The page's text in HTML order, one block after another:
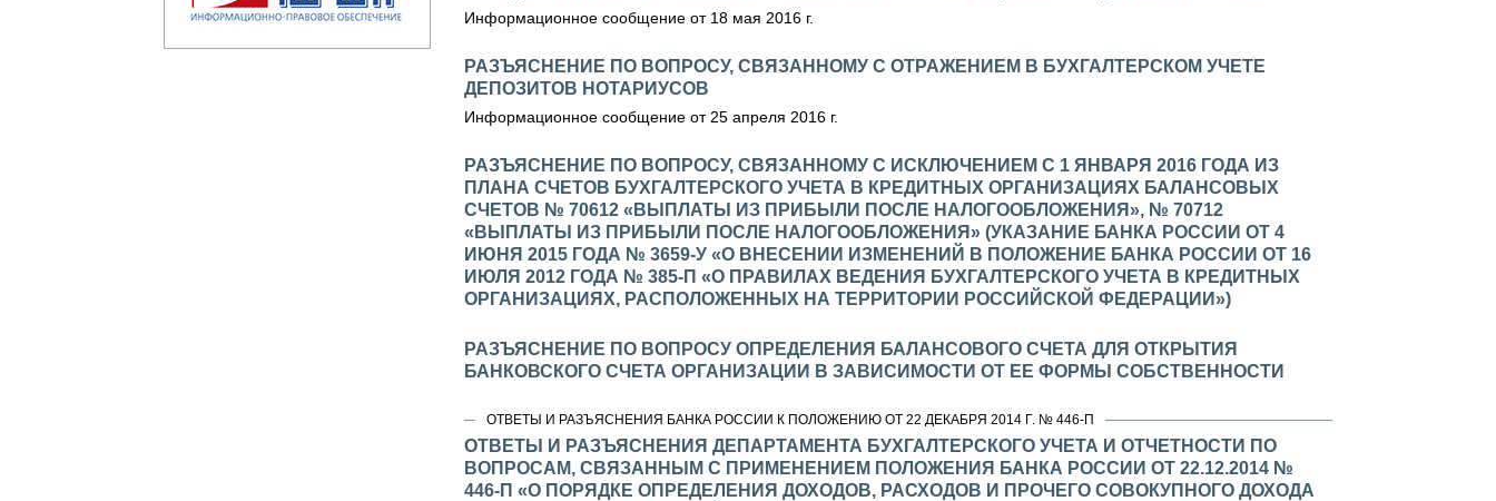
Информационное сообщение от 18 мая 2016 г.
РАЗЪЯСНЕНИЕ ПО ВОПРОСУ, СВЯЗАННОМУ С ОТРАЖЕНИЕМ В БУХГАЛТЕРСКОМ УЧЕТЕ
ДЕПОЗИТОВ НОТАРИУСОВ
Информационное сообщение от 25 апреля 2016 г.
РАЗЪЯСНЕНИЕ ПО ВОПРОСУ, СВЯЗАННОМУ С ИСКЛЮЧЕНИЕМ С 1 ЯНВАРЯ 2016 ГОДА ИЗ
ПЛАНА СЧЕТОВ БУХГАЛТЕРСКОГО УЧЕТА В КРЕДИТНЫХ ОРГАНИЗАЦИЯХ БАЛАНСОВЫХ
СЧЕТОВ № 70612 «ВЫПЛАТЫ ИЗ ПРИБЫЛИ ПОСЛЕ НАЛОГООБЛОЖЕНИЯ», № 70712
«ВЫПЛАТЫ ИЗ ПРИБЫЛИ ПОСЛЕ НАЛОГООБЛОЖЕНИЯ» (УКАЗАНИЕ БАНКА РОССИИ ОТ 4
ИЮНЯ 2015 ГОДА № 3659-У «О ВНЕСЕНИИ ИЗМЕНЕНИЙ В ПОЛОЖЕНИЕ БАНКА РОССИИ ОТ 16
ИЮЛЯ 2012 ГОДА № 385-П «О ПРАВИЛАХ ВЕДЕНИЯ БУХГАЛТЕРСКОГО УЧЕТА В КРЕДИТНЫХ
ОРГАНИЗАЦИЯХ, РАСПОЛОЖЕННЫХ НА ТЕРРИТОРИИ РОССИЙСКОЙ ФЕДЕРАЦИИ»)
РАЗЪЯСНЕНИЕ ПО ВОПРОСУ ОПРЕДЕЛЕНИЯ БАЛАНСОВОГО СЧЕТА ДЛЯ ОТКРЫТИЯ
БАНКОВСКОГО СЧЕТА ОРГАНИЗАЦИИ В ЗАВИСИМОСТИ ОТ ЕЕ ФОРМЫ СОБСТВЕННОСТИ
ОТВЕТЫ И РАЗЪЯСНЕНИЯ БАНКА РОССИИ К ПОЛОЖЕНИЮ ОТ 22 ДЕКАБРЯ 2014 Г. № 446-П
ОТВЕТЫ И РАЗЪЯСНЕНИЯ ДЕПАРТАМЕНТА БУХГАЛТЕРСКОГО УЧЕТА И ОТЧЕТНОСТИ ПО
ВОПРОСАМ, СВЯЗАННЫМ С ПРИМЕНЕНИЕМ ПОЛОЖЕНИЯ БАНКА РОССИИ ОТ 22.12.2014 №
446-П «О ПОРЯДКЕ ОПРЕДЕЛЕНИЯ ДОХОДОВ, РАСХОДОВ И ПРОЧЕГО СОВОКУПНОГО ДОХОДА